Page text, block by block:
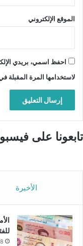
الموقع الإلكتروني
احفظ اسمي، بريدي
لاستخدامها المرة المقبلة
تابعونا على
الأخيرة
8 أغسطس، 2026